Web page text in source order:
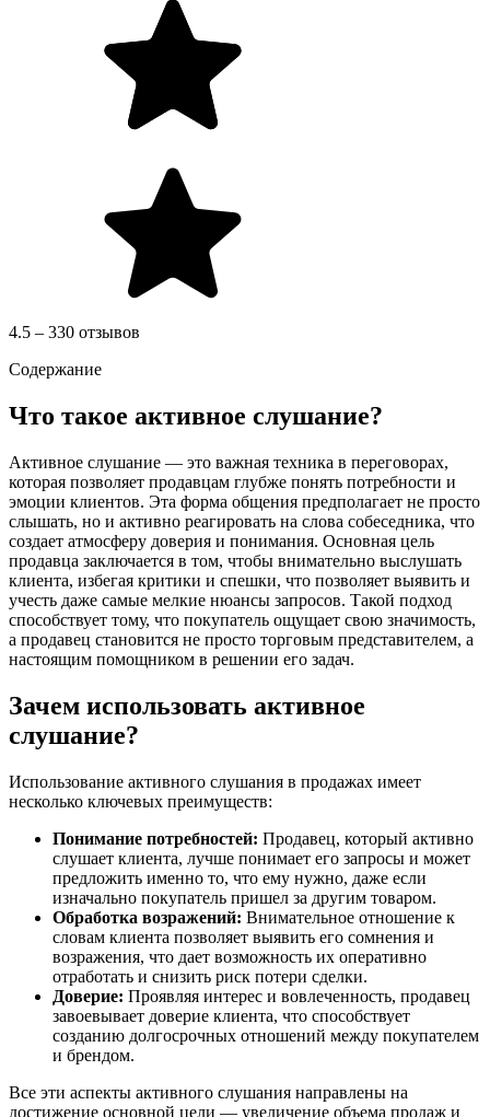
4.5 – 330 отзывов
Содержание
Что такое активное слушание?
Активное слушание — это важная техника в переговорах,
которая позволяет продавцам глубже понять потребности и
эмоции клиентов. Эта форма общения предполагает не просто
слышать, но и активно реагировать на слова собеседника, что
создает атмосферу доверия и понимания. Основная цель
продавца заключается в том, чтобы внимательно выслушать
клиента, избегая критики и спешки, что позволяет выявить и
учесть даже самые мелкие нюансы запросов. Такой подход
способствует тому, что покупатель ощущает свою значимость,
а продавец становится не просто торговым представителем, а
настоящим помощником в решении его задач.
Зачем использовать активное
слушание?
Использование активного слушания в продажах имеет
несколько ключевых преимуществ:
Понимание потребностей: Продавец, который активно
слушает клиента, лучше понимает его запросы и может
предложить именно то, что ему нужно, даже если
изначально покупатель пришел за другим товаром.
Обработка возражений: Внимательное отношение к
словам клиента позволяет выявить его сомнения и
возражения, что дает возможность их оперативно
отработать и снизить риск потери сделки.
Доверие: Проявляя интерес и вовлеченность, продавец
завоевывает доверие клиента, что способствует
созданию долгосрочных отношений между покупателем
и брендом.
Все эти аспекты активного слушания направлены на
достижение основной цели — увеличение объема продаж и